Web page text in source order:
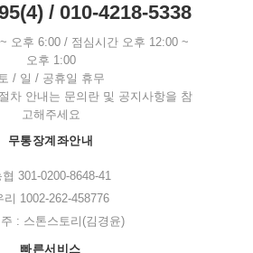
/ 010-4218-5338
오후 6:00 / 점심시간 오후 12:00 ~
오후 1:00
/ 일 / 공휴일 휴무
차 안내는 문의란 및 공지사항을 참
고해주세요
무통장계좌안내
협 301-0200-8648-41
리 1002-262-458776
: 스톤스토리(김경윤)
빠른서비스